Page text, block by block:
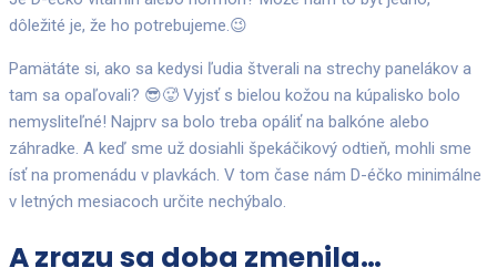
dôležité je, že ho potrebujeme.😉
Pamätáte si, ako sa kedysi ľudia štverali na strechy panelákov a
tam sa opaľovali? 😎🥵 Vyjsť s bielou kožou na kúpalisko bolo
nemysliteľné! Najprv sa bolo treba opáliť na balkóne alebo
záhradke. A keď sme už dosiahli špekáčikový odtieň, mohli sme
ísť na promenádu v plavkách. V tom čase nám D-éčko minimálne
v letných mesiacoch určite nechýbalo.
A zrazu sa doba zmenila…